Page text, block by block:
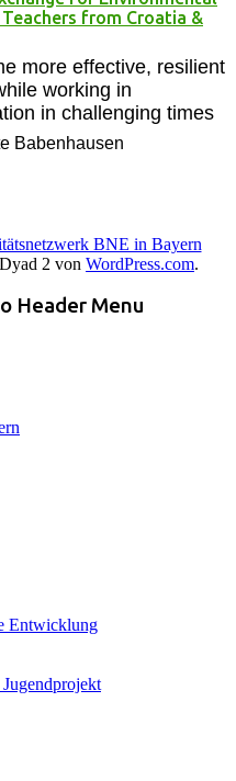
from Croatia &
more effective, resilient
working in
in challenging times
Babenhausen
2 von WordPress.com.
Entwicklung